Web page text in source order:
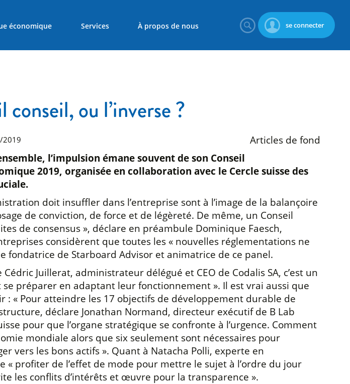
se connecter
économique Services À propos de nous
ou l’inverse ?
2019
Articles de fond
l’impulsion émane souvent de son Conseil
2019, organisée en collaboration avec le Cercle suisse des
doit insuffler dans l’entreprise sont à l’image de la balançoire
de conviction, de force et de légèreté. De même, un Conseil
de consensus », déclare en préambule Dominique Faesch,
considèrent que toutes les « nouvelles réglementations ne
fondatrice de Starboard Advisor et animatrice de ce panel.
Juillerat, administrateur délégué et CEO de Codalis SA, c’est un
préparer en adaptant leur fonctionnement ». Il est vrai aussi que
: « Pour atteindre les 17 objectifs de développement durable de
déclare Jonathan Normand, directeur exécutif de B Lab
pour que l’organe stratégique se confronte à l’urgence. Comment
mondiale alors que six seulement sont nécessaires pour
vers les bons actifs ». Quant à Natacha Polli, experte en
« profiter de l’effet de mode pour mettre le sujet à l’ordre du jour
les conflits d’intérêts et œuvre pour la transparence ».